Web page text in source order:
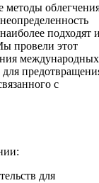
методы
подходят
провели этот
международных
для
с
для